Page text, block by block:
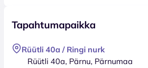
Tapahtumapaikka
Rüütli 40a / Ringi nurk
Rüütli 40a, Pärnu, Pärnumaa